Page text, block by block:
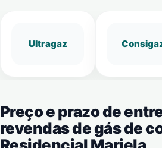
Ultragaz
Preço e prazo de
revendas de gás de